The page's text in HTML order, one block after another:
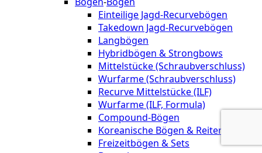
Einteilige Jagd-Recurvebögen
Takedown Jagd-Recurvebögen
Langbögen
Hybridbögen & Strongbows
Mittelstücke (Schraubverschluss)
Wurfarme (Schraubverschluss)
Recurve Mittelstücke (ILF)
Wurfarme (ILF, Formula)
Compound-Bögen
Koreanische Bögen & Reiterbögen
Freizeitbögen & Sets